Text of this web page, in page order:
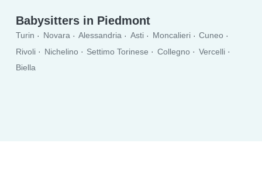
Babysitters in Piedmont
Turin Novara Alessandria Asti Moncalieri
Cuneo
Rivoli
Nichelino Settimo Torinese Collegno
Vercelli
Biella